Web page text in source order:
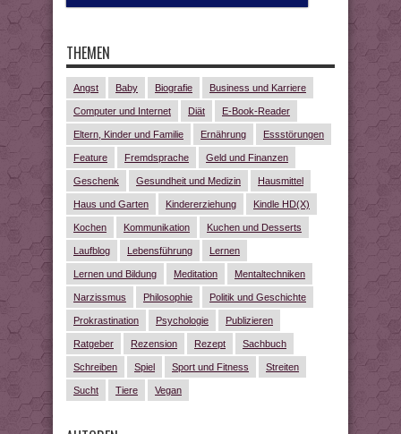
THEMEN
Angst Baby Biografie Business und Karriere
Computer und Internet Diät E-Book-Reader
Eltern, Kinder und Familie Ernährung Essstörungen
Feature Fremdsprache Geld und Finanzen
Geschenk Gesundheit und Medizin Hausmittel
Haus und Garten Kindererziehung Kindle HD(X)
Kochen Kommunikation Kuchen und Desserts
Laufblog Lebensführung Lernen
Lernen und Bildung Meditation Mentaltechniken
Narzissmus Philosophie Politik und Geschichte
Prokrastination Psychologie Publizieren
Ratgeber Rezension Rezept Sachbuch
Schreiben Spiel Sport und Fitness Streiten
Sucht Tiere Vegan